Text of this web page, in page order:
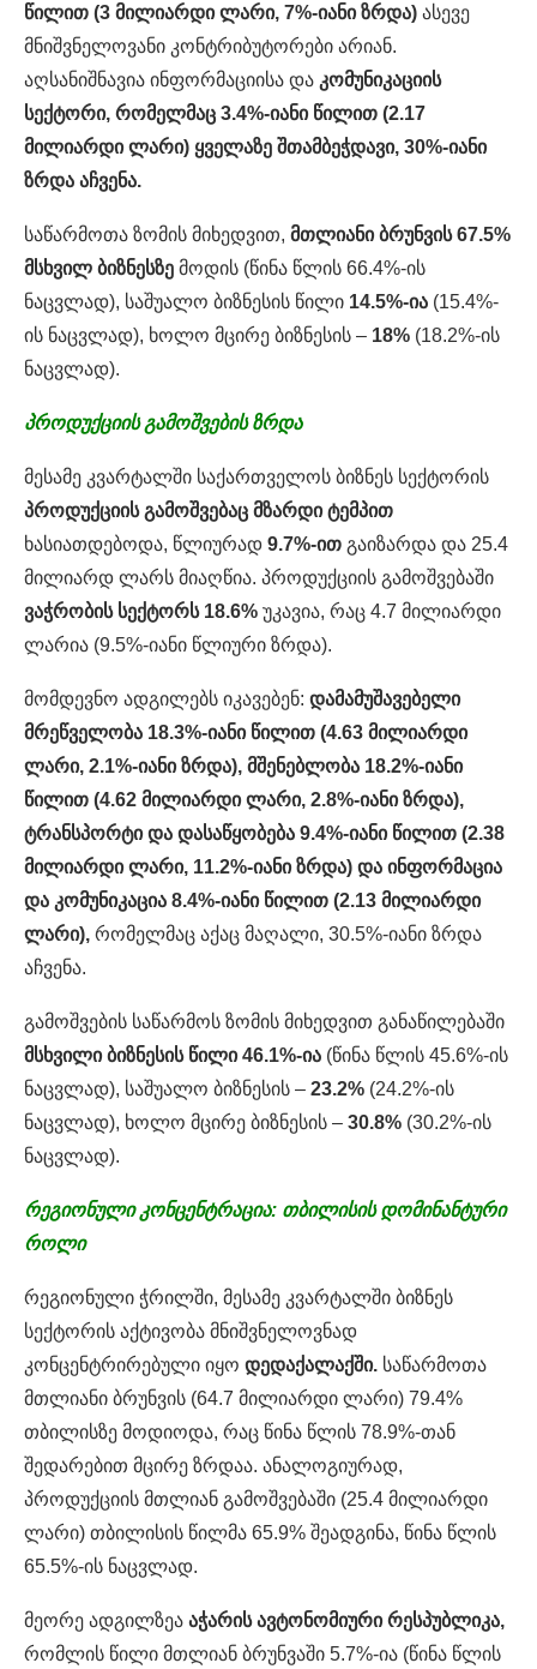
წილით (3 მილიარდი ლარი, 7%-იანი ზრდა) ასევე
მნიშვნელოვანი კონტრიბუტორები არიან.
აღსანიშნავია ინფორმაციისა და კომუნიკაციის
სექტორი, რომელმაც 3.4%-იანი წილით (2.17
მილიარდი ლარი) ყველაზე შთამბეჭდავი, 30%-იანი
ზრდა აჩვენა.
საწარმოთა ზომის მიხედვით, მთლიანი ბრუნვის 67.5%
მსხვილ ბიზნესზე მოდის (წინა წლის 66.4%-ის
ნაცვლად), საშუალო ბიზნესის წილი 14.5%-ია (15.4%-
ის ნაცვლად), ხოლო მცირე ბიზნესის – 18% (18.2%-ის
ნაცვლად).
პროდუქციისგამოშვებისზრდა
მესამე კვარტალში საქართველოს ბიზნეს სექტორის
პროდუქციის გამოშვებაც მზარდი ტემპით
ხასიათდებოდა, წლიურად 9.7%-ით გაიზარდა და 25.4
მილიარდ ლარს მიაღწია. პროდუქციის გამოშვებაში
ვაჭრობის სექტორს 18.6% უკავია, რაც 4.7 მილიარდი
ლარია (9.5%-იანი წლიური ზრდა).
მომდევნო ადგილებს იკავებენ: დამამუშავებელი
მრეწველობა 18.3%-იანი წილით (4.63 მილიარდი
ლარი, 2.1%-იანი ზრდა), მშენებლობა 18.2%-იანი
წილით (4.62 მილიარდი ლარი, 2.8%-იანი ზრდა),
ტრანსპორტი და დასაწყობება 9.4%-იანი წილით (2.38
მილიარდი ლარი, 11.2%-იანი ზრდა) და ინფორმაცია
და კომუნიკაცია 8.4%-იანი წილით (2.13 მილიარდი
ლარი), რომელმაც აქაც მაღალი, 30.5%-იანი ზრდა
აჩვენა.
გამოშვების საწარმოს ზომის მიხედვით განაწილებაში
მსხვილი ბიზნესის წილი 46.1%-ია (წინა წლის 45.6%-ის
ნაცვლად), საშუალო ბიზნესის – 23.2% (24.2%-ის
ნაცვლად), ხოლო მცირე ბიზნესის – 30.8% (30.2%-ის
ნაცვლად).
რეგიონულიკონცენტრაცია: თბილისისდომინანტური
როლი
რეგიონული ჭრილში, მესამე კვარტალში ბიზნეს
სექტორის აქტივობა მნიშვნელოვნად
კონცენტრირებული იყო დედაქალაქში. საწარმოთა
მთლიანი ბრუნვის (64.7 მილიარდი ლარი) 79.4%
თბილისზე მოდიოდა, რაც წინა წლის 78.9%-თან
შედარებით მცირე ზრდაა. ანალოგიურად,
პროდუქციის მთლიან გამოშვებაში (25.4 მილიარდი
ლარი) თბილისის წილმა 65.9% შეადგინა, წინა წლის
65.5%-ის ნაცვლად.
მეორე ადგილზეა აჭარის ავტონომიური რესპუბლიკა,
რომლის წილი მთლიან ბრუნვაში 5.7%-ია (წინა წლის